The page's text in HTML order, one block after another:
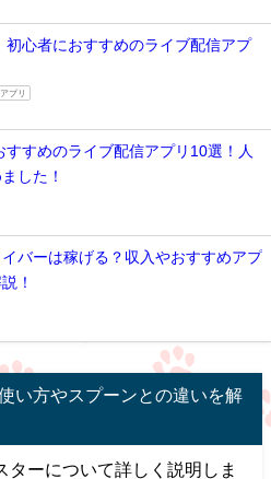
初心者におすすめのライブ配信アプ
プリ
すすめのライブ配信アプリ10選！人
した！
バーは稼げる？収入やおすすめアプ
！
い方やスプーンとの違いを解
ーについて詳しく説明しま